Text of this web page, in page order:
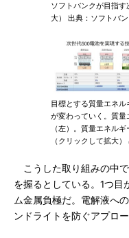
ソフトバンクが目指
大） 出典：ソフトバン
目標とする質量エネ
が変わっていく。質
（左）。質量エネル
（クリックして拡大
こうした取り組みの中
を握るとしている。1つ目
ム金属負極だ。電解液へ
ンドライトを防ぐアプロー